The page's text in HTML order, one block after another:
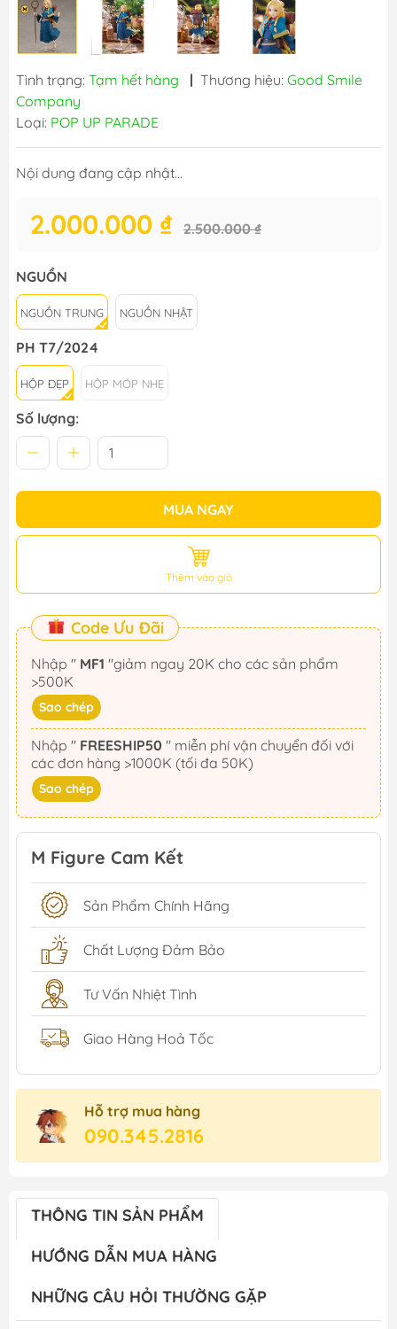
Tình trạng: Tạm hết hàng | Thương hiệu: Good Smile
Company
Loại: POP UP PARADE
Nội dung đang cập nhật...
2.000.000 ₫ 2.500.000 ₫
NGUỒN
NGUỒN TRUNG NGUỒN NHẬT
PH T7/2024
HỘP ĐẸP HỘP MÓP NHẸ
Số lượng:
MUA NGAY
Thêm vào giỏ
Code Ưu Đãi
Nhập " MF1
>500K
Sao chép
Nhập " FREESHIP50
các đơn hàng >1000K (tối đa 50K)
Sao chép
M Figure Cam Kết
Sản Phẩm Chính Hãng
Chất Lượng Đảm Bảo
Tư Vấn Nhiệt Tình
Giao Hàng Hoả Tốc
Hỗ trợ mua hàng
090.345.2816
THÔNG TIN SẢN PHẨM
HƯỚNG DẪN MUA HÀNG
NHỮNG CÂU HỎI THƯỜNG GẶP